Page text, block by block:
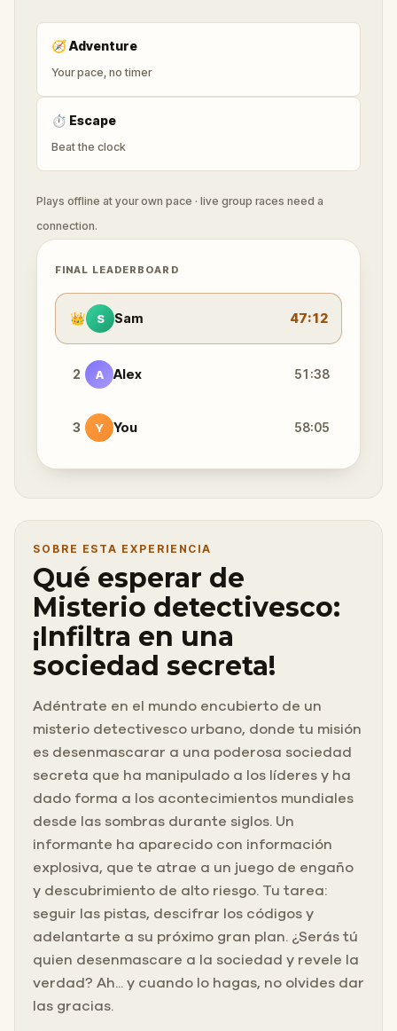
🧭Adventure
Your pace, no timer
⏱ Escape
Beat the clock
Plays offline at your own pace · live group races need a
connection.
FINAL LEADERBOARD
👑 S Sam 47:12
2 A Alex 51:38
3 Y You 58:05
SOBRE ESTA EXPERIENCIA
Qué esperar de
Misterio detectivesco:
¡Infiltra en una
sociedad secreta!
Adéntrate en el mundo encubierto de un
misterio detectivesco urbano, donde tu misión
es desenmascarar a una poderosa sociedad
secreta que ha manipulado a los líderes y ha
dado forma a los acontecimientos mundiales
desde las sombras durante siglos. Un
informante ha aparecido con información
explosiva, que te atrae a un juego de engaño
y descubrimiento de alto riesgo. Tu tarea:
seguir las pistas, descifrar los códigos y
adelantarte a su próximo gran plan. ¿Serás tú
quien desenmascare a la sociedad y revele la
verdad? Ah... y cuando lo hagas, no olvides dar
las gracias.